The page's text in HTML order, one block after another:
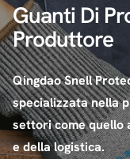
Guanti Di
Produttore
Qingdao Snell
specializzata nella
settori come quello
e della logistica.